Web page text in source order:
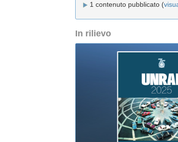
1 contenuto pubblicato (
In rilievo